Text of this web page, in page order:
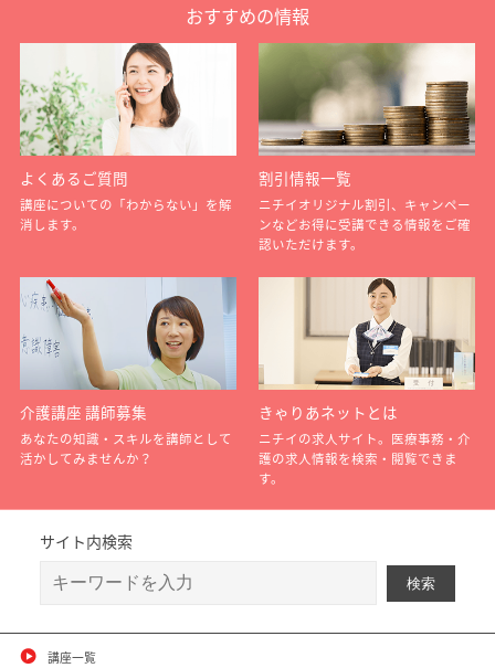
おすすめの情報
よくあるご質問
講座についての「わからない」を解
消します。
割引情報一覧
ニチイオリジナル割引、キャンペー
ンなどお得に受講できる情報をご確
認いただけます。
介護講座 講師募集
あなたの知識・スキルを講師として
活かしてみませんか？
きゃりあネットとは
ニチイの求人サイト。医療事務・介
護の求人情報を検索・閲覧できま
す。
サイト内検索
講座一覧